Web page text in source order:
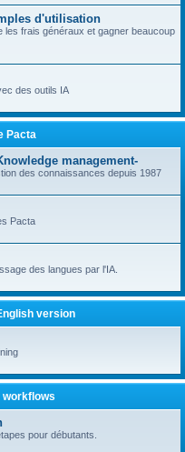
d'utilisation
les frais généraux et gagner beaucoup
des outils IA
Pacta
management-
des connaissances depuis 1987
Pacta
des langues par l'IA.
version
pour débutants.